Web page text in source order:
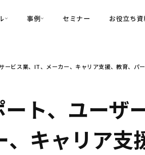
育成
・Commune Navigator
Led Growth
事例
導入事例
セミナー お役立ち資
・お
ビス業、IT、メーカー、キャリア支援、教育、パ
ト、ユーザ
キャリア支